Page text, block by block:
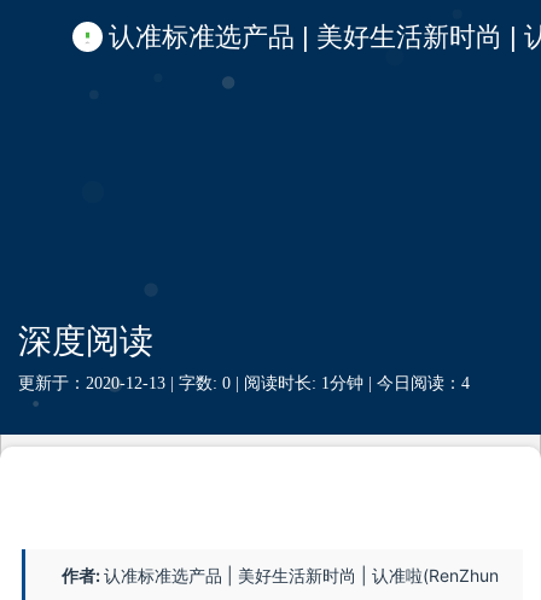
认准标准选产品 | 美好生活新时尚 |
深度阅读
更新于：2020-12-13 |字数: 0 | 阅读时长: 1分钟 |今日阅读：4
作者:认准标准选产品 | 美好生活新时尚 | 认准啦(RenZhun